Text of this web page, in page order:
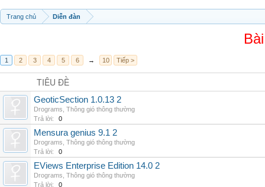
Trang chủ Diễn đàn
1 2 3 4 5 6 → 10 Tiếp >
TIÊU ĐỀ
GeoticSection 1.0.13 2
Drograms Thông gió thông thường
Trả lời:
0
Mensura genius 9.1 2
Drograms Thông gió thông thường
Trả lời:
0
EViews Enterprise Edition 14.0 2
Drograms Thông gió thông thường
Trả lời:
0